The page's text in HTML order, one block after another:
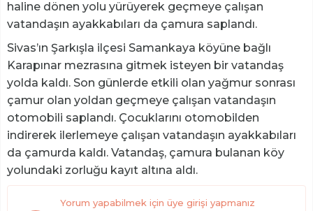
haline dönen yolu yürüyerek geçmeye çalışan
vatandaşın ayakkabıları da çamura saplandı.
Sivas’ın Şarkışla ilçesi Samankaya köyüne bağlı
Karapınar mezrasına gitmek isteyen bir vatandaş
yolda kaldı. Son günlerde etkili olan yağmur sonrası
çamur olan yoldan geçmeye çalışan vatandaşın
otomobili saplandı. Çocuklarını otomobilden
indirerek ilerlemeye çalışan vatandaşın ayakkabıları
da çamurda kaldı. Vatandaş, çamura bulanan köy
yolundaki zorluğu kayıt altına aldı.
Yorum yapabilmek için üye girişi yapmanız